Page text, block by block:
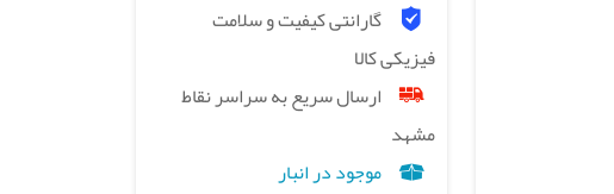
گارانتی کیفیت و سلامت
فیزیکی کالا
ارسال سریع به سراسر نقاط
مشهد
موجود در انبار